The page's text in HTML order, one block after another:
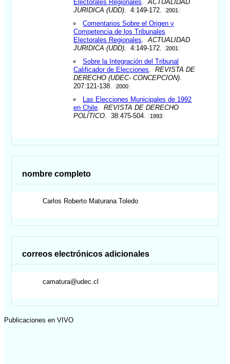
Electorales Regionales .ACTUALIDAD
JURIDICA (UDD) . 4:149-172. 2001
Comentarios Sobre el Origen y
Competencia de los Tribunales
Electorales Regionales .ACTUALIDAD
JURIDICA (UDD) . 4:149-172. 2001
Sobre la Integración del Tribunal
Calificador de Elecciones .REVISTA DE
DERECHO (UDEC- CONCEPCION)
207:121-138.
2000
Las Elecciones Municipales de 1992
en Chile .REVISTA DE DERECHO
POLÍTICO . 38:475-504. 1993
nombre completo
Carlos Roberto Maturana Toledo
correos electrónicos adicionales
camatura@udec.cl
Publicaciones en VIVO